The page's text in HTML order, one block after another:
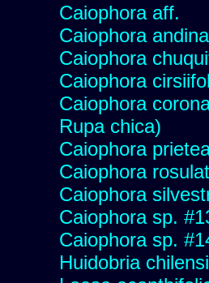
Caiophora aff.
Caiophora andina
Caiophora
Caiophora
Caiophora
Rupa chica)
Caiophora
Caiophora
Caiophora
Caiophora sp.
Caiophora sp.
Huidobria